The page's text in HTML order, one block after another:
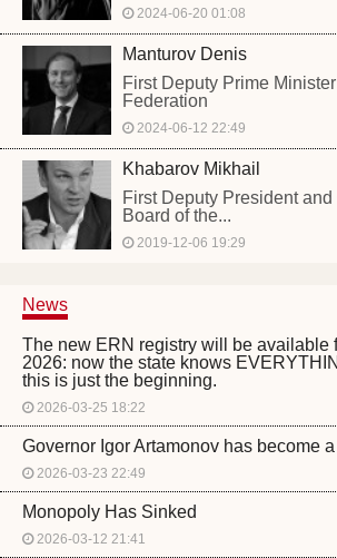
2024-06-20 01:08
Manturov Denis
First Deputy Prime
Federation
2024-06-12 22:49
Khabarov Mikhail
First Deputy President
Board of the...
2019-12-06 19:29
News
The new ERN registry will be available
2026: now the state knows
this is just the beginning.
2026-03-25 18:22
Governor Igor Artamonov has become
2026-03-23 22:49
Monopoly Has Sinked
2026-03-12 21:41